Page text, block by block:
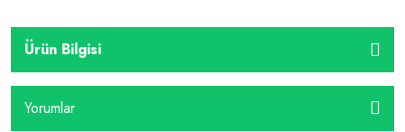
Ürün Bilgisi
Yorumlar